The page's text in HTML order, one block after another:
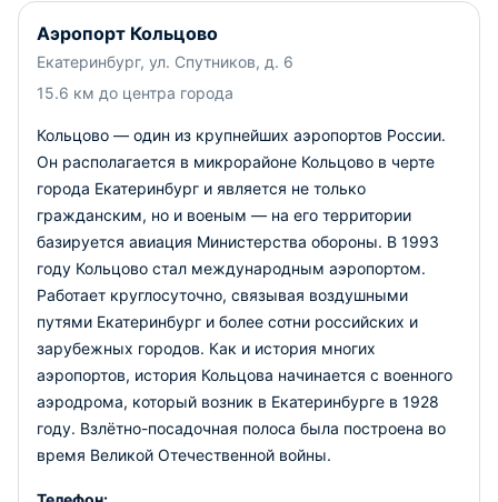
Аэропорт Кольцово
Екатеринбург, ул. Спутников, д. 6
15.6 км до центра города
Кольцово — один из крупнейших аэропортов России.
Он располагается в микрорайоне Кольцово в черте
города Екатеринбург и является не только
гражданским, но и военым — на его территории
базируется авиация Министерства обороны. В 1993
году Кольцово стал международным аэропортом.
Работает круглосуточно, связывая воздушными
путями Екатеринбург и более сотни российских и
зарубежных городов. Как и история многих
аэропортов, история Кольцова начинается с военного
аэродрома, который возник в Екатеринбурге в 1928
году. Взлётно-посадочная полоса была построена во
время Великой Отечественной войны.